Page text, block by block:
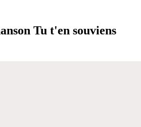
Tu t'en souviens